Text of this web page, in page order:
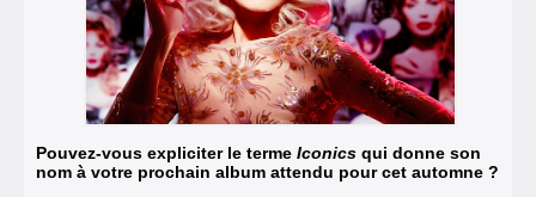
Pouvez-vous expliciter le terme Iconics qui donne son
nom à votre prochain album attendu pour cet automne ?